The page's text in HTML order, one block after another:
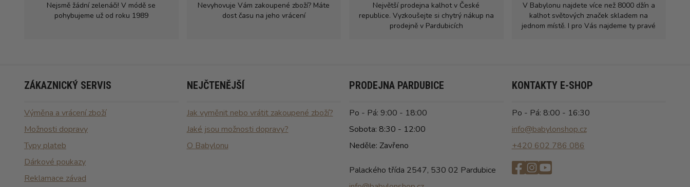
Nejsmě žádní zelenáči! V módě se
pohybujeme už od roku 1989
Nevyhovuje Vám zakoupené zboží? Máte
dost času na jeho vrácení
Největší prodejna kalhot v České
republice. Vyzkoušejte si chytrý nákup na
prodejně v Pardubicích
V Babylonu najdete více než 8000 džín a
kalhot světových značek skladem na
jednom místě. I pro Vás najdeme ty pravé
ZÁKAZNICKÝ SERVIS
Výměna a vrácení zboží
Možnosti dopravy
Typy plateb
Dárkové poukazy
Reklamace závad
NEJČTENĚJŠÍ
Jak vyměnit nebo vrátit zakoupené zboží?
Jaké jsou možnosti dopravy?
O Babylonu
PRODEJNA PARDUBICE
Po - Pá: 9:00 - 18:00
Sobota: 8:30 - 12:00
Neděle: Zavřeno
Palackého třída 2547, 530 02 Pardubice
KONTAKTY E-SHOP
Po - Pá: 8:00 - 16:30
info@babylonshop.cz
+420 602 786 086